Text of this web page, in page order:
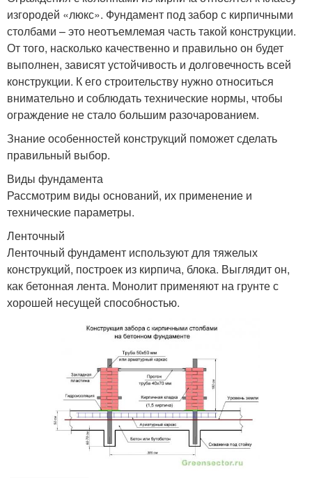
изгородей «люкс». Фундамент под забор с кирпичными
столбами – это неотъемлемая часть такой конструкции.
От того, насколько качественно и правильно он будет
выполнен, зависят устойчивость и долговечность всей
конструкции. К его строительству нужно относиться
внимательно и соблюдать технические нормы, чтобы
ограждение не стало большим разочарованием.
Знание особенностей конструкций поможет сделать
правильный выбор.
Виды фундамента
Рассмотрим виды оснований, их применение и
технические параметры.
Ленточный
Ленточный фундамент используют для тяжелых
конструкций, построек из кирпича, блока. Выглядит он,
как бетонная лента. Монолит применяют на грунте с
хорошей несущей способностью.